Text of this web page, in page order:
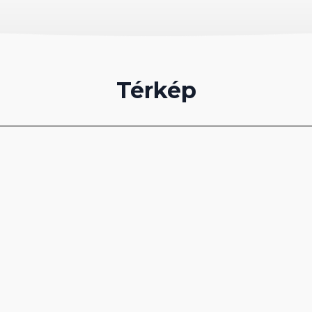
telefon, hajszárító, fürdőszoba, WC és
Térkép